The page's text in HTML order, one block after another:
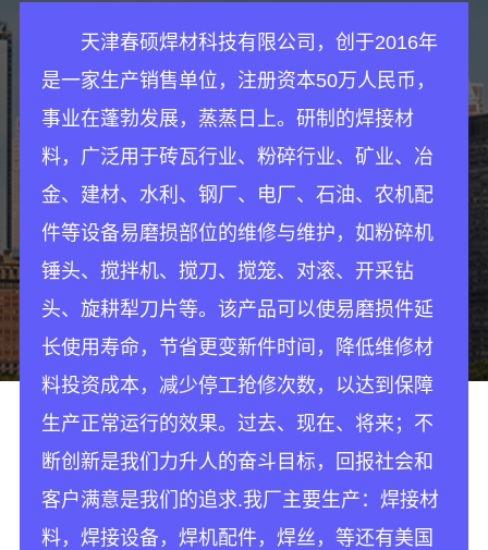
天津春硕焊材科技有限公司，创于2016年
是一家生产销售单位，注册资本50万人民币，
事业在蓬勃发展，蒸蒸日上。研制的焊接材
料，广泛用于砖瓦行业、粉碎行业、矿业、冶
金、建材、水利、钢厂、电厂、石油、农机配
件等设备易磨损部位的维修与维护，如粉碎机
锤头、搅拌机、搅刀、搅笼、对滚、开采钻
头、旋耕犁刀片等。该产品可以使易磨损件延
长使用寿命，节省更变新件时间，降低维修材
料投资成本，减少停工抢修次数，以达到保障
生产正常运行的效果。过去、现在、将来；不
断创新是我们力升人的奋斗目标，回报社会和
客户满意是我们的追求.我厂主要生产：焊接材
料，焊接设备，焊机配件，焊丝，等还有美国